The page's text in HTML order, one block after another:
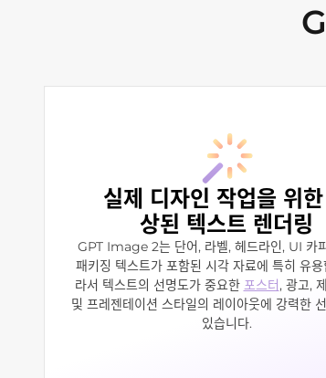
실제 디자인 작업을 위
상된 텍스트 렌더링
GPT Image 2는 단어, 라벨, 헤드라인, UI 카
패키징 텍스트가 포함된 시각 자료에 특히 유
라서 텍스트의 선명도가 중요한 포스터, 광고,
및 프레젠테이션 스타일의 레이아웃에 강력한
있습니다.